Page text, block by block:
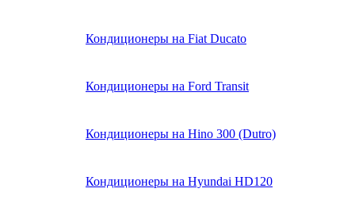
Кондиционеры на Fiat Ducato
Кондиционеры на Ford Transit
Кондиционеры на Hino 300 (Dutro)
Кондиционеры на Hyundai HD120